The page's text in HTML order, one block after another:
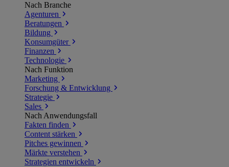
Nach Branche
Agenturen
Beratungen
Bildung
Konsumgüter
Finanzen
Technologie
Nach Funktion
Marketing
Forschung & Entwicklung
Strategie
Sales
Nach Anwendungsfall
Fakten finden
Content stärken
Pitches gewinnen
Märkte verstehen
Strategien entwickeln